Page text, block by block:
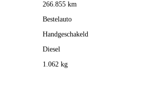
266.855 km
Bestelauto
Handgeschakeld
Diesel
1.062 kg